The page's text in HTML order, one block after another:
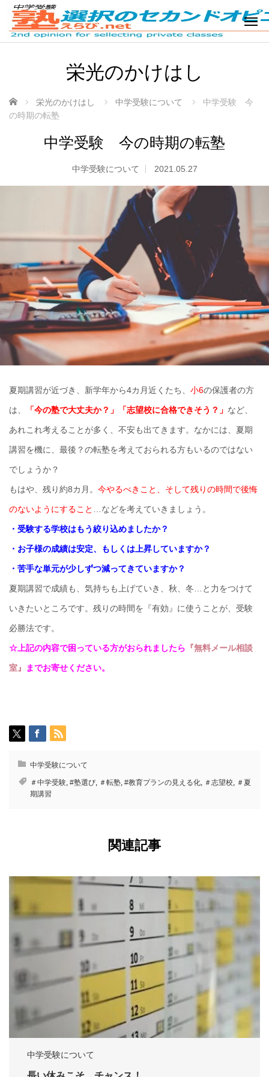
栄光のかけはし
ホーム 栄光のかけはし 中学受験について
中学受験 今
の時期の転塾
中学受験 今の時期の転塾
中学受験について 2021.05.27
夏期講習が近づき、新学年から4カ月近くたち、 小6の保護者の方
は、 「今の塾で大丈夫か？」「志望校に合格できそう？」 など、
あれこれ考えることが多く、不安も出てきます。なかには、夏期
講習を機に、最後？の転塾を考えておられる方もいるのではない
でしょうか？
もはや、残り約8カ月。 今やるべきこと、そして残りの時間で後悔
のないようにすること …などを考えていきましょう。
・受験する学校はもう絞り込めましたか？
・お子様の成績は安定、もしくは上昇していますか？
・苦手な単元が少しずつ減ってきていますか？
夏期講習で成績も、気持ちも上げていき、秋、冬…と力をつけて
いきたいところです。残りの時間を『有効』に使うことが、受験
必勝法です。
☆上記の内容で困っている方がおられましたら 『無料メール相談
室』 までお寄せください。
中学受験について
＃中学受験 #塾選び ＃転塾 #教育プランの見える化 ＃志望校
＃夏
期講習
関連記事
中学受験について